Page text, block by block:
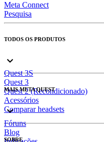
Meta Connect
Pesquisa
TODOS OS PRODUTOS
Quest 3S
Quest 3
Quest 2 (Recondicionado)
Acessórios
Comparar headsets
MAIS META QUEST
Fóruns
Blog
SOBRE